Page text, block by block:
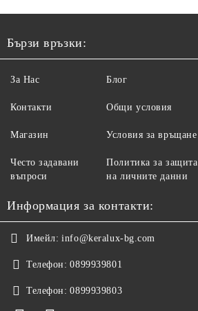
Бързи връзки:
За Нас
Контакти
Магазин
Често задавани
въпроси
Блог
Общи условия
Условия за връщане
Политика за защита
на личните данни
Информация за контакти:
Имейл: info@keralux-bg.com
Телефон: 0899939801
Телефон: 0899939803